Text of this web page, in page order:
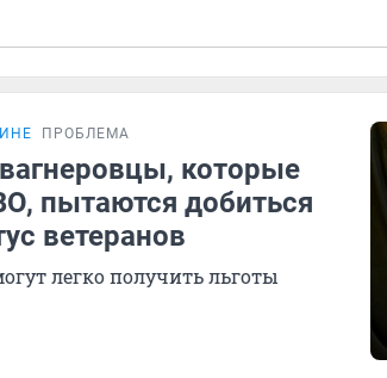
ПРОБЛЕМА
которые
пытаются добиться
ветеранов
легко получить льготы